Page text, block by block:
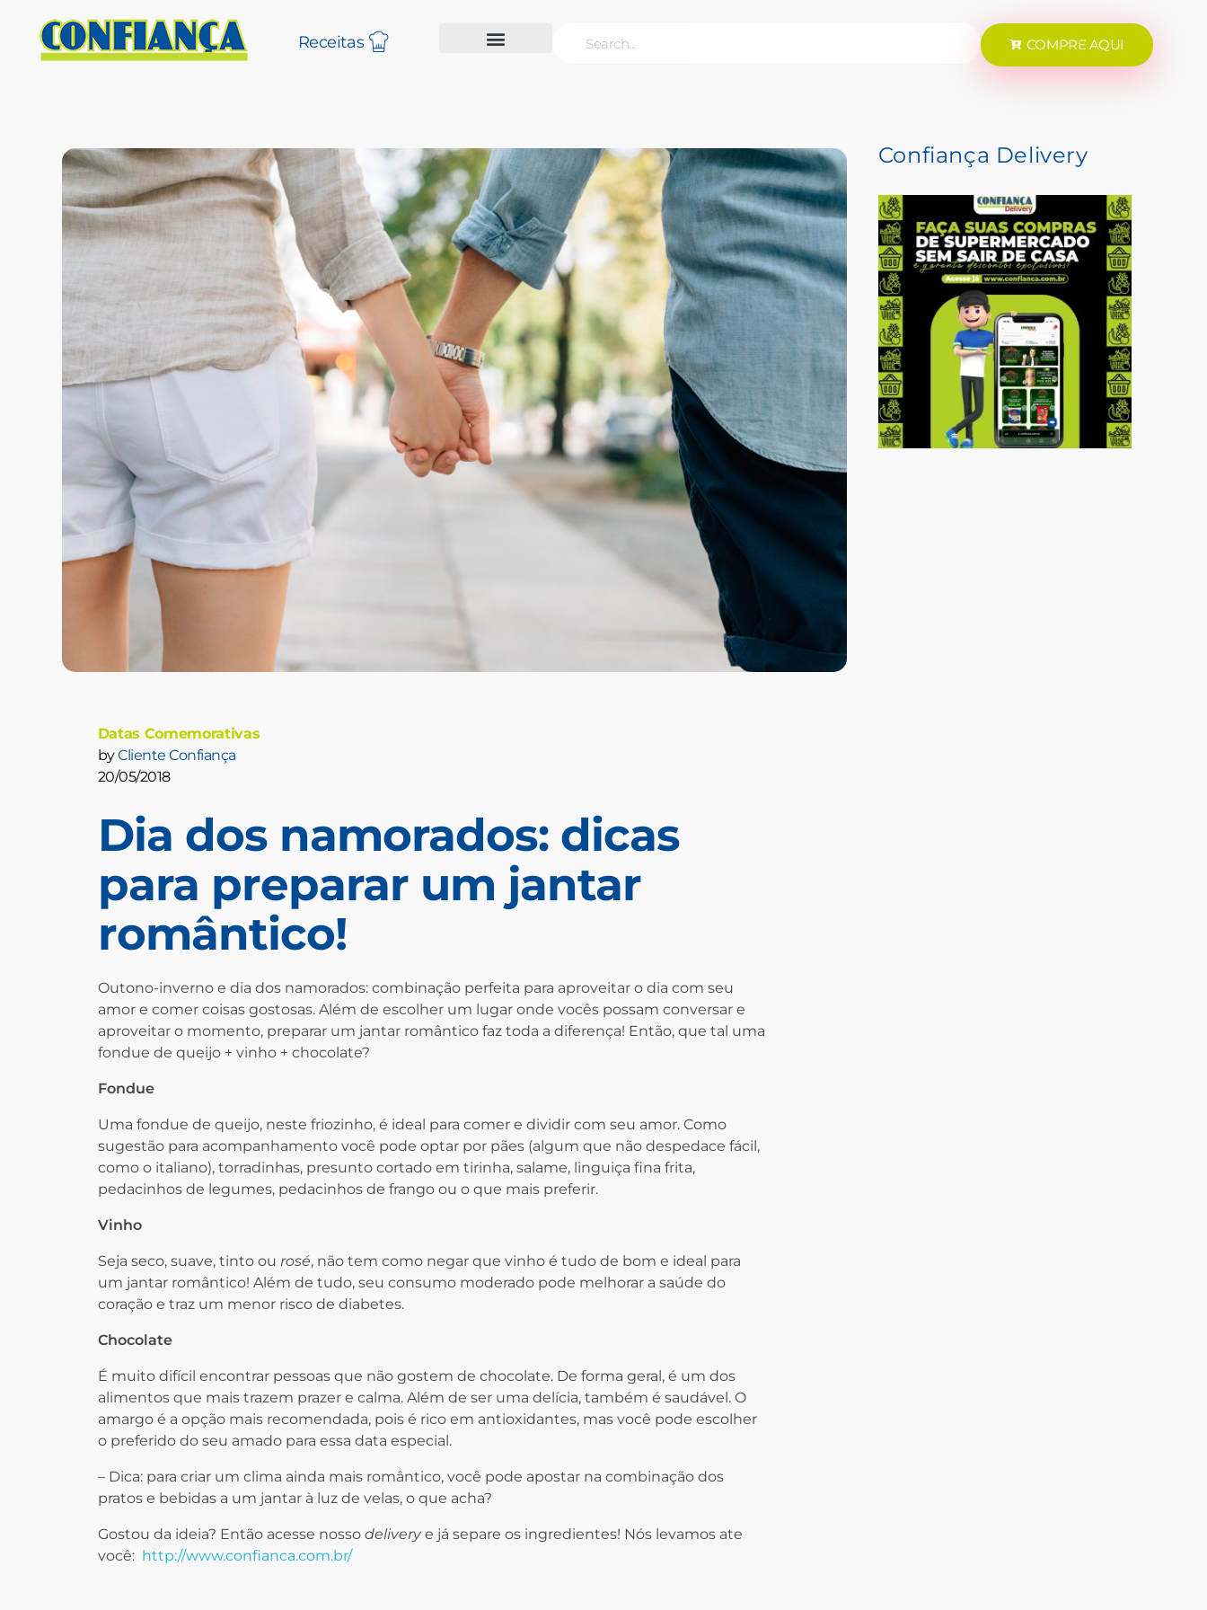
Receitas COMPRE AQUI
Dia dos namorados: dicas
para preparar um jantar
romântico!
20/05/2018
byCliente Confiança
Datas Comemorativas
Outono-inverno e dia dos namorados: combinação perfeita para aproveitar o dia com seu
amor e comer coisas gostosas. Além de escolher um lugar onde vocês possam conversar e
aproveitar o momento, preparar um jantar romântico faz toda a diferença! Então, que tal uma
fondue de queijo + vinho + chocolate?
Fondue
Uma fondue de queijo, neste friozinho, é ideal para comer e dividir com seu amor. Como
sugestão para acompanhamento você pode optar por pães (algum que não despedace fácil,
como o italiano), torradinhas, presunto cortado em tirinha, salame, linguiça fina frita,
pedacinhos de legumes, pedacinhos de frango ou o que mais preferir.
Vinho
Seja seco, suave, tinto ou rosé, não tem como negar que vinho é tudo de bom e ideal para
um jantar romântico! Além de tudo, seu consumo moderado pode melhorar a saúde do
coração e traz um menor risco de diabetes.
Chocolate
É muito difícil encontrar pessoas que não gostem de chocolate. De forma geral, é um dos
alimentos que mais trazem prazer e calma. Além de ser uma delícia, também é saudável. O
amargo é a opção mais recomendada, pois é rico em antioxidantes, mas você pode escolher
o preferido do seu amado para essa data especial.
– Dica: para criar um clima ainda mais romântico, você pode apostar na combinação dos
pratos e bebidas a um jantar à luz de velas, o que acha?
Gostou da ideia? Então acesse nosso deliverye já separe os ingredientes! Nós levamos ate
você: http://www.confianca.com.br/
Confiança Delivery